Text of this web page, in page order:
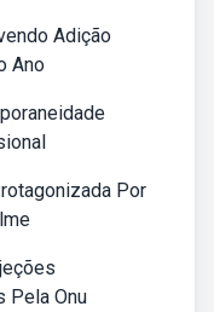
Adição
Ano
Por
Pela Onu